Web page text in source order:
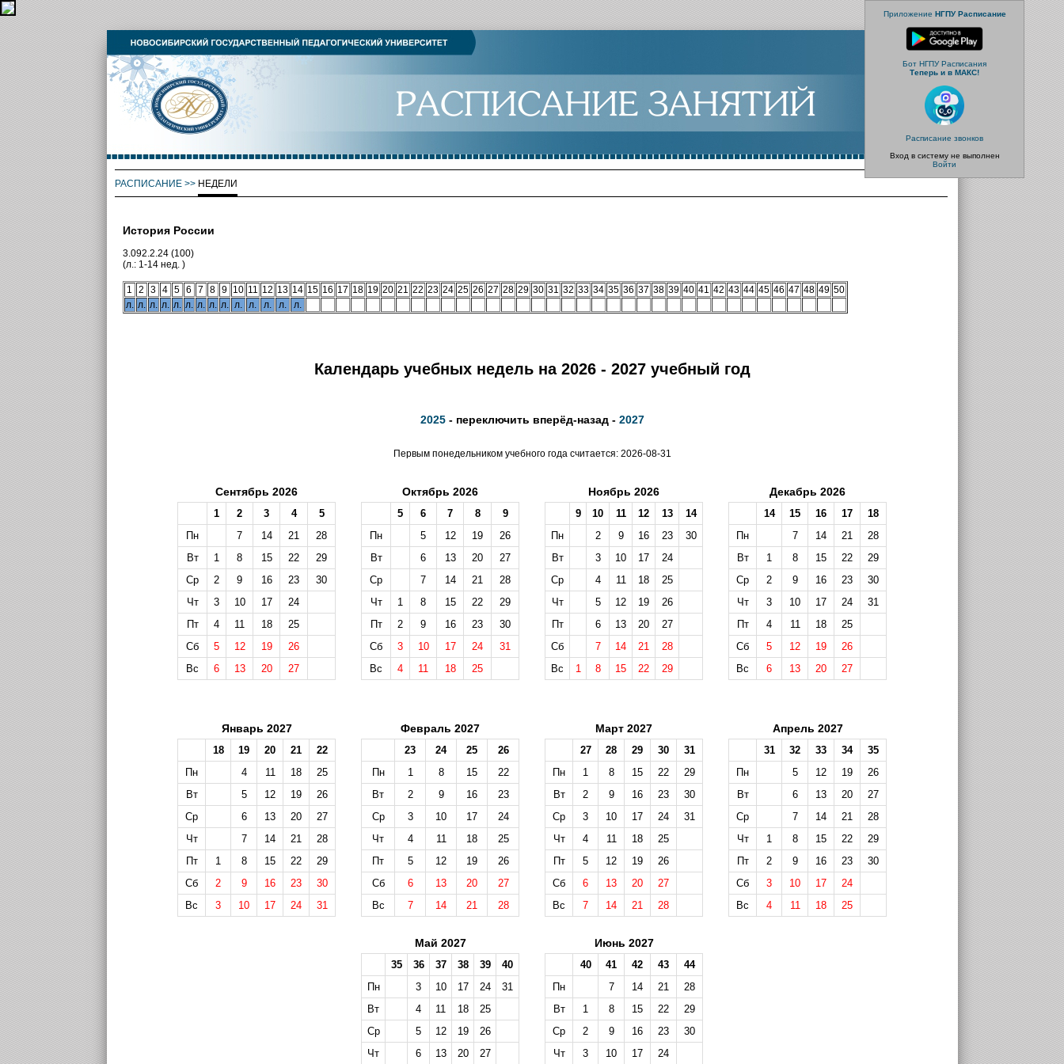
Приложение НГПУ Расписание
Бот НГПУ Расписания
Теперь и в МАКС!
Расписание звонков
Вход в систему не выполнен
Войти
РАСПИСАНИЕ>> НЕДЕЛИ
История России
3.092.2.24 (100)
(л.: 1-14 нед. )
1 2 3 4 5 6 7 8 9 10 11 12 13 14 15 16 17 18 19 20 21 22 23 24 25 26 27 28 29 30 31 32 33 34 35 36 37 38 39 40 41 42 43 44 45 46 47 48 49 50
л. л. л. л. л. л. л. л. л. л. л. л. л. л.
Календарь учебных недель на 2026 - 2027 учебный год
2025- переключить вперёд-назад - 2027
Первым понедельником учебного года считается: 2026-08-31
Сентябрь 2026
1 2 3 4
5
Пн
7 14 21
28
Вт
1 8 15 22
29
Ср
2 9 16 23
30
Чт
3 10 17
24
Пт
4 11 18
25
Сб
5 12 19
26
Вс
6 13 20 27
Октябрь 2026
5 6 7 8
9
Пн
5 12 19
26
Вт
6 13 20
27
Ср
7 14 21
28
Чт
1 8 15 22
29
Пт
2 9 16 23
30
Сб
3 10 17 24
31
Вс
4 11 18 25
Ноябрь 2026
9 10 11 12 13
14
Пн
2 9 16 23
30
Вт
3 10 17
24
Ср
4 11 18
25
Чт
5 12 19
26
Пт
6 13 20
27
Сб
7 14 21
28
Вс
1 8 15 22 29
Декабрь 2026
14 15 16 17
18
Пн
7 14 21
28
Вт
1 8 15 22
29
Ср
2 9 16 23
30
Чт
3 10 17 24
31
Пт
4 11 18
25
Сб
5 12 19
26
Вс
6 13 20 27
Январь 2027
18 19 20 21
22
Пн
4 11 18
25
Вт
5 12 19
26
Ср
6 13 20
27
Чт
7 14 21
28
Пт
1 8 15 22
29
Сб
2 9 16 23
30
Вс
3 10 17 24 31
Февраль 2027
23 24 25
26
Пн
1 8 15
22
Вт
2 9 16
23
Ср
3 10 17
24
Чт
4 11 18
25
Пт
5 12 19
26
Сб
6 13 20
27
Вс
7 14 21 28
Март 2027
27 28 29 30
31
Пн
1 8 15 22
29
Вт
2 9 16 23
30
Ср
3 10 17 24
31
Чт
4 11 18
25
Пт
5 12 19
26
Сб
6 13 20
27
Вс
7 14 21 28
Апрель 2027
31 32 33 34
35
Пн
5 12 19
26
Вт
6 13 20
27
Ср
7 14 21
28
Чт
1 8 15 22
29
Пт
2 9 16 23
30
Сб
3 10 17
24
Вс
4 11 18 25
Май 2027
35 36 37 38 39
40
Пн
3 10 17 24
31
Вт
4 11 18
25
Ср
5 12 19
26
Чт
6 13 20 27
Июнь 2027
40 41 42 43
44
Пн
7 14 21
28
Вт
1 8 15 22
29
Ср
2 9 16 23
30
Чт
3 10 17 24